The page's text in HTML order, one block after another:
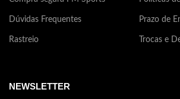
Dúvidas Frequentes
Rastreio
Prazo de
Trocas e
NEWSLETTER